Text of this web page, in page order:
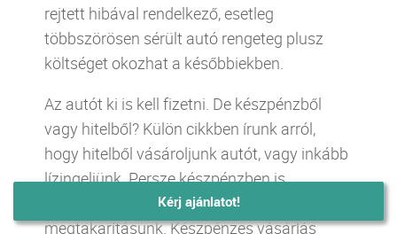
Kérj ajánlatot!
rejtett hibával rendelkező, esetleg
többszörösen sérült autó rengeteg plusz
költséget okozhat a későbbiekben.
Az autót ki is kell fizetni. De készpénzből
vagy hitelből? Külön cikkben írunk arról,
hogy hitelből vásároljunk autót, vagy inkább
lízingeljünk. Persze készpénzben is
fizethetjük az autó vételárát, ha van elég
megtakarításunk. Készpénzes vásárlás
Kérj ajánlatot!